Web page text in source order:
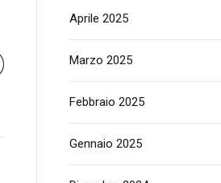
Aprile 2025
Marzo 2025
Febbraio 2025
Gennaio 2025